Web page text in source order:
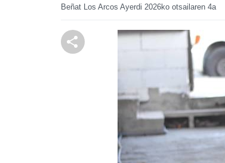
Beñat Los Arcos Ayerdi 2026ko otsailaren 4a